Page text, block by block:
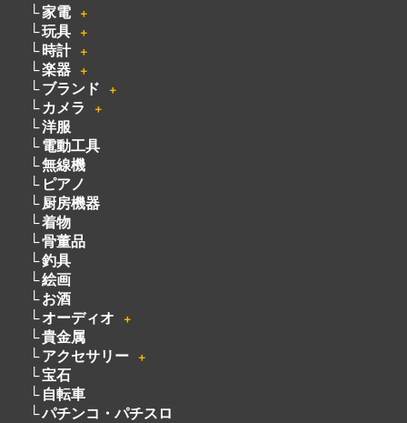
家電 ＋
玩具 ＋
時計 ＋
楽器 ＋
ブランド ＋
カメラ ＋
洋服
電動工具
無線機
ピアノ
厨房機器
着物
骨董品
釣具
絵画
お酒
オーディオ
＋
貴金属
アクセサリー
＋
宝石
自転車
パチンコ・パチスロ